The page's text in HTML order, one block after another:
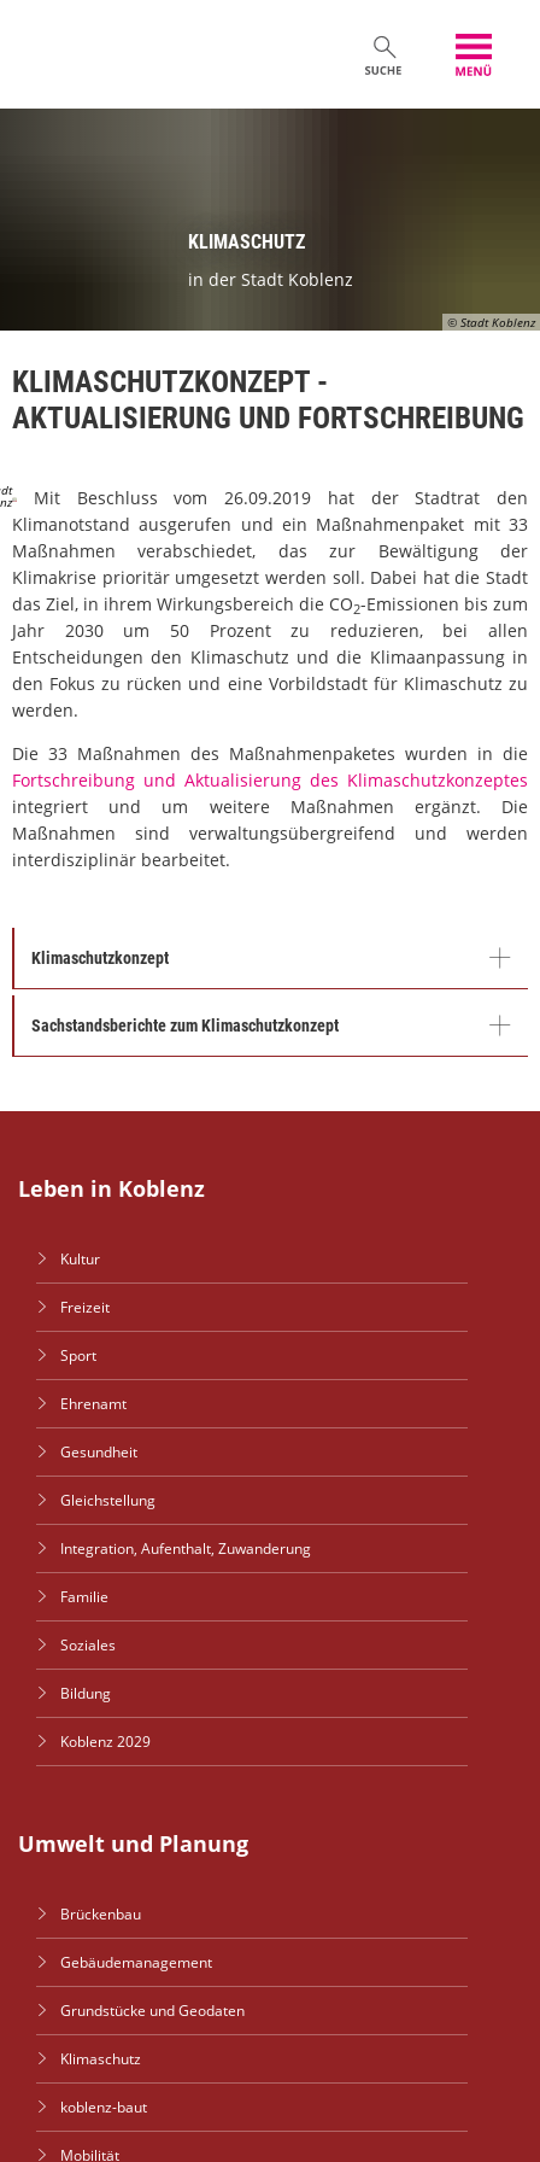
© Stadt Koblenz
KLIMASCHUTZ
in der Stadt Koblenz
KLIMASCHUTZKONZEPT -
AKTUALISIERUNG UND FORTSCHREIBUNG
Mit Beschluss vom 26.09.2019 hat der Stadtrat den
Klimanotstand ausgerufen und ein Maßnahmenpaket mit 33
Maßnahmen verabschiedet, das zur Bewältigung der
Klimakrise prioritär umgesetzt werden soll. Dabei hat die Stadt
das Ziel, in ihrem Wirkungsbereich die CO2-Emissionen bis zum
Jahr 2030 um 50 Prozent zu reduzieren, bei allen
Entscheidungen den Klimaschutz und die Klimaanpassung in
den Fokus zu rücken und eine Vorbildstadt für Klimaschutz zu
werden.
Die 33 Maßnahmen des Maßnahmenpaketes wurden in die
Fortschreibung und Aktualisierung des Klimaschutzkonzeptes
integriert und um weitere Maßnahmen ergänzt. Die
Maßnahmen sind verwaltungsübergreifend und werden
interdisziplinär bearbeitet.
Klimaschutzkonzept
Sachstandsberichte zum Klimaschutzkonzept
Leben in Koblenz
Kultur
Freizeit
Sport
Ehrenamt
Gesundheit
Gleichstellung
Integration, Aufenthalt, Zuwanderung
Familie
Soziales
Bildung
Koblenz 2029
Umwelt und Planung
Brückenbau
Gebäudemanagement
Grundstücke und Geodaten
Klimaschutz
koblenz-baut
Mobilität